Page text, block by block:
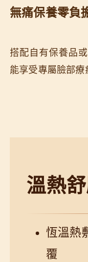
無痛保養零負
搭配自有保養品
能享受專屬臉部療
溫熱
恆溫熱
覆